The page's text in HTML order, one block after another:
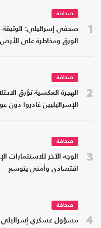
1
صحافة
صحفي إسرائيلي:
الورق ومخاطرة على الأرض
2
صحافة
الهجرة العكسية تؤرق
الإسرائيليين غادروا دون
3
صحافة
الوجه الآخر للاستثمارات
اقتصادي وأمني يتوسع
4
صحافة
مسؤول عسكري